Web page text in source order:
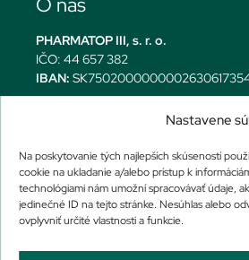
Nastavene
Na poskytovanie tých najlepších skúseností
cookie na ukladanie a/alebo prístup k
technológiami nám umožní spracovávať údaje,
jedinečné ID na tejto stránke. Nesúhlas alebo
ovplyvniť určité vlastnosti a funkcie.
PHARMATOP III, s. r. o.
IČO: 44 657 382
IBAN:
Galvaniho 17/C, 821 04 Bratislava
Dudvážska 5, 821 07 Bratislava
Pondelok – Piatok | 8:00 – 20:00
Sobota | 9:00 – 20:00
Nedeľa | ZATVORENÉ